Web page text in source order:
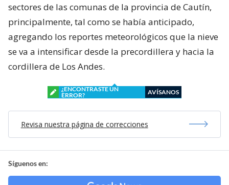
sectores de las comunas de la provincia de Cautín,
principalmente, tal como se había anticipado,
agregando los reportes meteorológicos que la nieve
se va a intensificar desde la precordillera y hacia la
cordillera de Los Andes.
¿ENCONTRASTE UN
ERROR?
AVÍSANOS
Revisa nuestra página de correcciones
Síguenos en: